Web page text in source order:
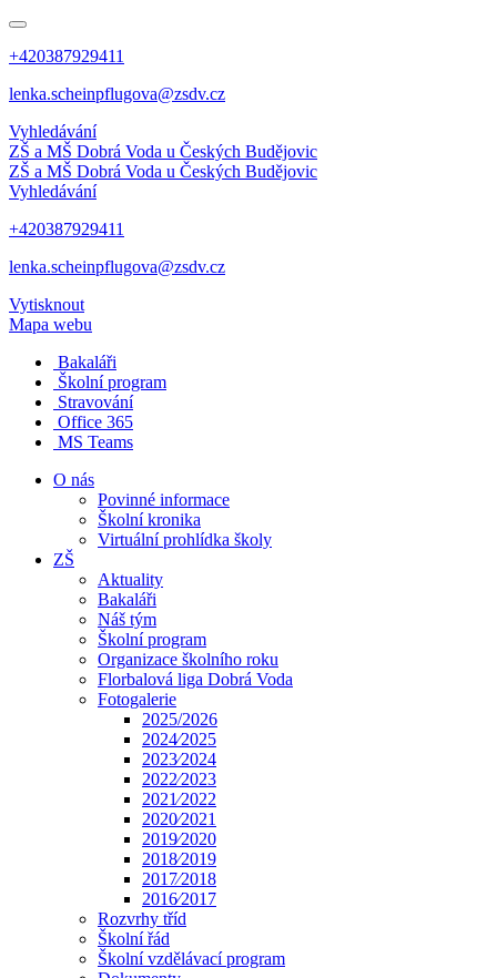
+420387929411
lenka.scheinpflugova@zsdv.cz
Vyhledávání
ZŠ a MŠ Dobrá Voda u Českých Budějovic
ZŠ a MŠ Dobrá Voda u Českých Budějovic
Vyhledávání
+420387929411
lenka.scheinpflugova@zsdv.cz
Vytisknout
Mapa webu
Bakaláři
Školní program
Stravování
Office 365
MS Teams
O nás
Povinné informace
Školní kronika
Virtuální prohlídka školy
ZŠ
Aktuality
Bakaláři
Náš tým
Školní program
Organizace školního roku
Florbalová liga Dobrá Voda
Fotogalerie
2025/2026
2024⁄2025
2023⁄2024
2022⁄2023
2021⁄2022
2020⁄2021
2019⁄2020
2018⁄2019
2017⁄2018
2016⁄2017
Rozvrhy tříd
Školní řád
Školní vzdělávací program